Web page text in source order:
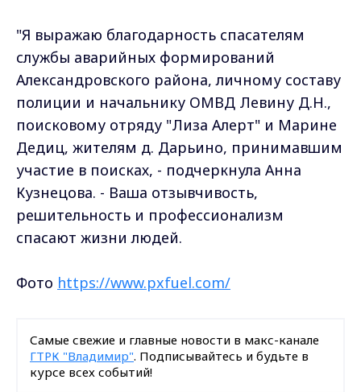
"Я выражаю благодарность спасателям
службы аварийных формирований
Александровского района, личному составу
полиции и начальнику ОМВД Левину Д.Н.,
поисковому отряду "Лиза Алерт" и Марине
Дедиц, жителям д. Дарьино, принимавшим
участие в поисках, - подчеркнула Анна
Кузнецова. - Ваша отзывчивость,
решительность и профессионализм
спасают жизни людей.
Фото https://www.pxfuel.com/
Самые свежие и главные новости в макс-канале
ГТРК "Владимир". Подписывайтесь и будьте в
курсе всех событий!